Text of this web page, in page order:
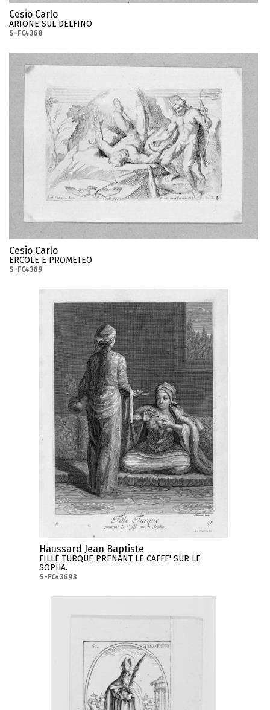
Cesio Carlo
ARIONE SUL DELFINO
S-FC4368
Cesio Carlo
ERCOLE E PROMETEO
S-FC4369
Haussard Jean Baptiste
FILLE TURQUE PRENANT LE CAFFE' SUR LE
SOPHA.
S-FC43693